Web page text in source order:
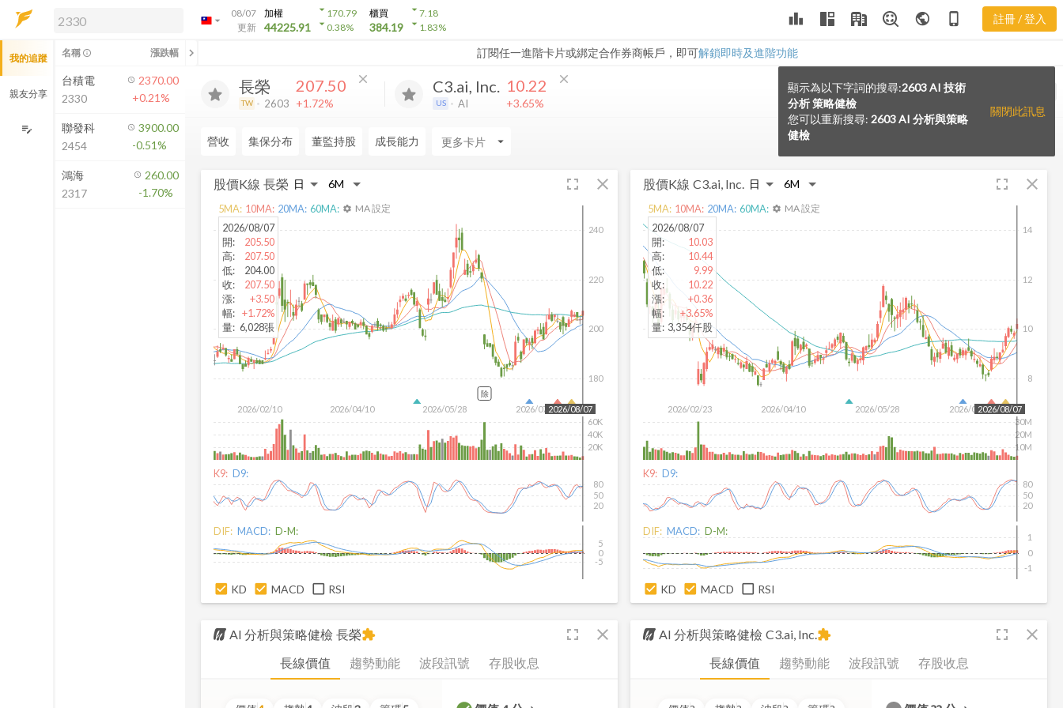
arrow_drop_down
08/07
更新
加權
44225.91
arrow_drop_down170.79
arrow_drop_down0.38%
櫃買
384.19
arrow_drop_down7.18
arrow_drop_down1.83% leaderboard public phone_iphone 註冊 / 登入
訂閱任一進階卡片或綁定合作券商帳戶，即可解鎖即時及進階功能
解鎖即時行情及進階功能
方案」，即可解鎖以下功能：
即時行情
即時市況與排行
成交金額熱力圖
前往方案訂閱
如何綁定合作券商
顯示為以下字詞的搜尋:2603 AI 技術
分析 策略健檢
您可以重新搜尋: 2603 AI 分析與策略
健檢
關閉此訊息
長榮
TW 2603
207.50
+1.72%
close C3.ai, Inc.
US AI
10.22
+3.65%
close
營收 集保分布 董監持股 成長能力 arrow_drop_down
股價K線 長榮 fullscreen close
2026/02/10 2026/04/10 2026/05/28 2026/07/16
180
200
220
240
2026/08/07
20K
40K
60K
2026/08/07
開:
205.50
高:
207.50
低:
204.00
收:
207.50
漲:
+3.50
幅: +1.72%
量: 6,028張
5MA: 10MA: 20MA: 60MA: settings MA 設定
除
K9: D9:
20
50
80
DIF: MACD: D-M:
-5
0
5
KD MACD RSI
股價K線 C3.ai, Inc. fullscreen close
2026/02/23 2026/04/10 2026/05/28 2026/07/16
8
10
12
14
2026/08/07
10M
20M
30M
2026/08/07
開:
10.03
高:
10.44
低:
9.99
收:
10.22
漲:
+0.36
幅:
+3.65%
量: 3,354仟股
5MA: 10MA: 20MA: 60MA: settings MA 設定
K9: D9:
20
50
80
DIF: MACD: D-M:
-1
0
1
KD MACD RSI
AI 分析與策略健檢 長榮 fullscreen close
extension
長線價值 趨勢動能 波段訊號 存股收息
AI 分析與策略健檢 C3.ai, Inc. fullscreen close
extension
長線價值 趨勢動能 波段訊號 存股收息
我的追蹤
親友分享
edit_note
名稱 info_outline 漲跌幅 chevron_left
台積電
2330
2370.00
+0.21%
聯發科
2454
3900.00
-0.51%
鴻海
2317
260.00
-1.70%